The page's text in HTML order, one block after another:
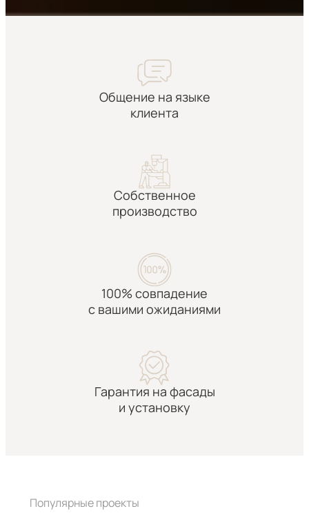
Общение на языке
клиента
Собственное
производство
100% совпадение
с вашими ожиданиями
Гарантия на фасады
и установку
Популярные проекты